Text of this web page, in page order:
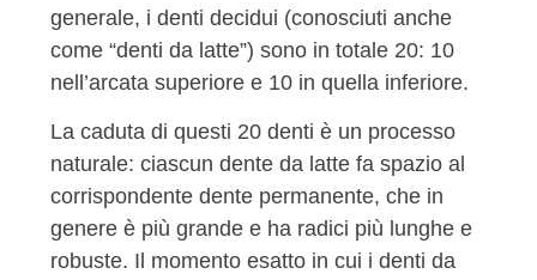
generale, i denti decidui (conosciuti anche
come “denti da latte”) sono in totale 20: 10
nell’arcata superiore e 10 in quella inferiore.
La caduta di questi 20 denti è un processo
naturale: ciascun dente da latte fa spazio al
corrispondente dente permanente, che in
genere è più grande e ha radici più lunghe e
robuste. Il momento esatto in cui i denti da